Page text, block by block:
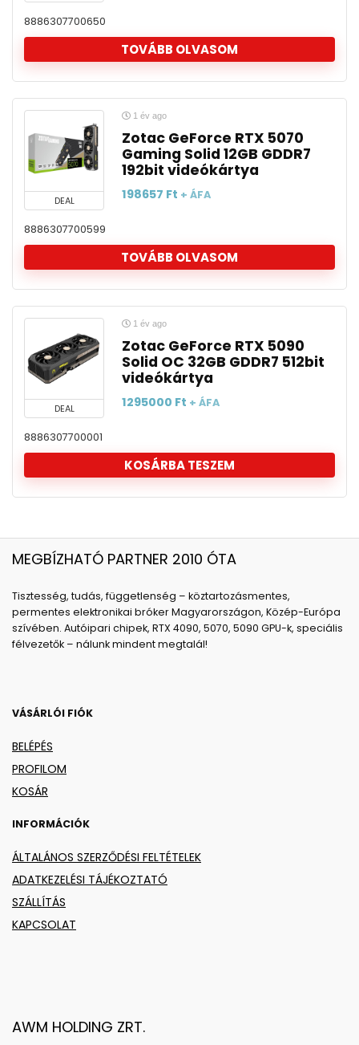
8886307700650
TOVÁBB OLVASOM
DEAL
1 év ago
Zotac GeForce RTX 5070
Gaming Solid 12GB GDDR7
192bit videókártya
198657 Ft + ÁFA
8886307700599
TOVÁBB OLVASOM
DEAL
1 év ago
Zotac GeForce RTX 5090
Solid OC 32GB GDDR7 512bit
videókártya
1295000 Ft + ÁFA
8886307700001
KOSÁRBA TESZEM
MEGBÍZHATÓ PARTNER 2010 ÓTA
Tisztesség, tudás, függetlenség – köztartozásmentes,
permentes elektronikai bróker Magyarországon, Közép-Európa
szívében. Autóipari chipek, RTX 4090, 5070, 5090 GPU-k, speciális
félvezetők – nálunk mindent megtalál!
VÁSÁRLÓI FIÓK
BELÉPÉS
PROFILOM
KOSÁR
INFORMÁCIÓK
ÁLTALÁNOS SZERZŐDÉSI FELTÉTELEK
ADATKEZELÉSI TÁJÉKOZTATÓ
SZÁLLÍTÁS
KAPCSOLAT
AWM HOLDING ZRT.